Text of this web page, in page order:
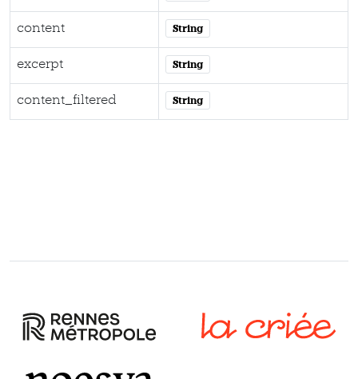
content String
excerpt String
content_filtered String